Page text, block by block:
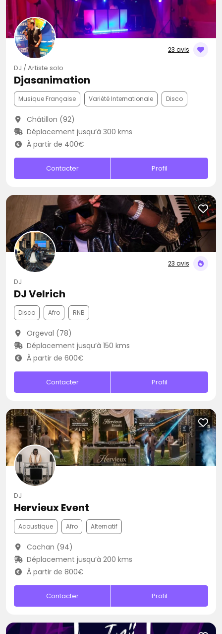
23 avis
DJ / Artiste solo
Djasanimation
Musique Française Variété Internationale Disco
Châtillon (92)
Déplacement jusqu’à 300 kms
À partir de 400€
Contacter Profil
23 avis
DJ
DJ Velrich
Disco Afro RNB
Orgeval (78)
Déplacement jusqu’à 150 kms
À partir de 600€
Contacter Profil
DJ
Hervieux Event
Acoustique Afro Alternatif
Cachan (94)
Déplacement jusqu’à 200 kms
À partir de 800€
Contacter Profil